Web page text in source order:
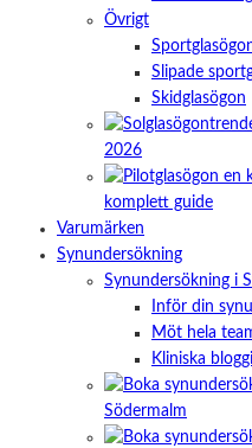
Övrigt
Slipade
Skidglasögon
2026
komplett guide
Varumärken
Synundersökning
Synundersökning i
Inför din
Möt hela
Kliniska
Södermalm